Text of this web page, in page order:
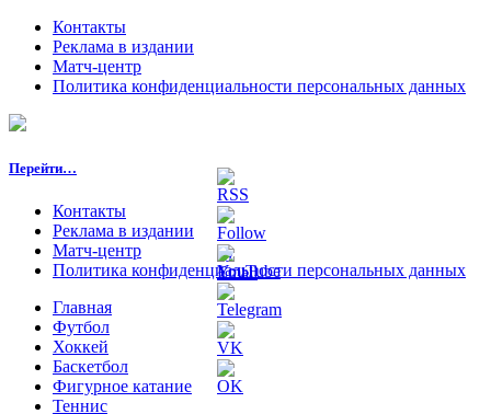
Контакты
Реклама в издании
Матч-центр
Политика конфиденциальности персональных данных
Перейти…
Контакты
Реклама в издании
Матч-центр
Политика конфиденциальности персональных данных
Главная
Футбол
Хоккей
Баскетбол
Фигурное катание
Теннис